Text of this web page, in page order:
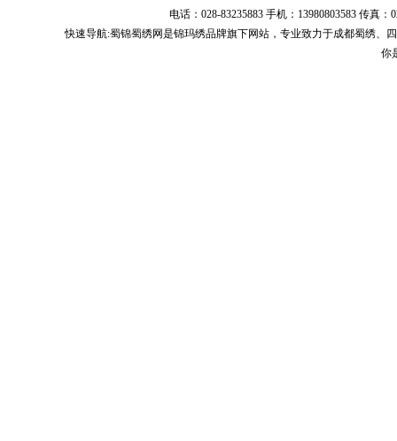
电话：028-83235883 手机：13980803583 传真
快速导航:蜀锦蜀绣网是锦玛绣品牌旗下网站，专业致力于成都蜀绣、
你